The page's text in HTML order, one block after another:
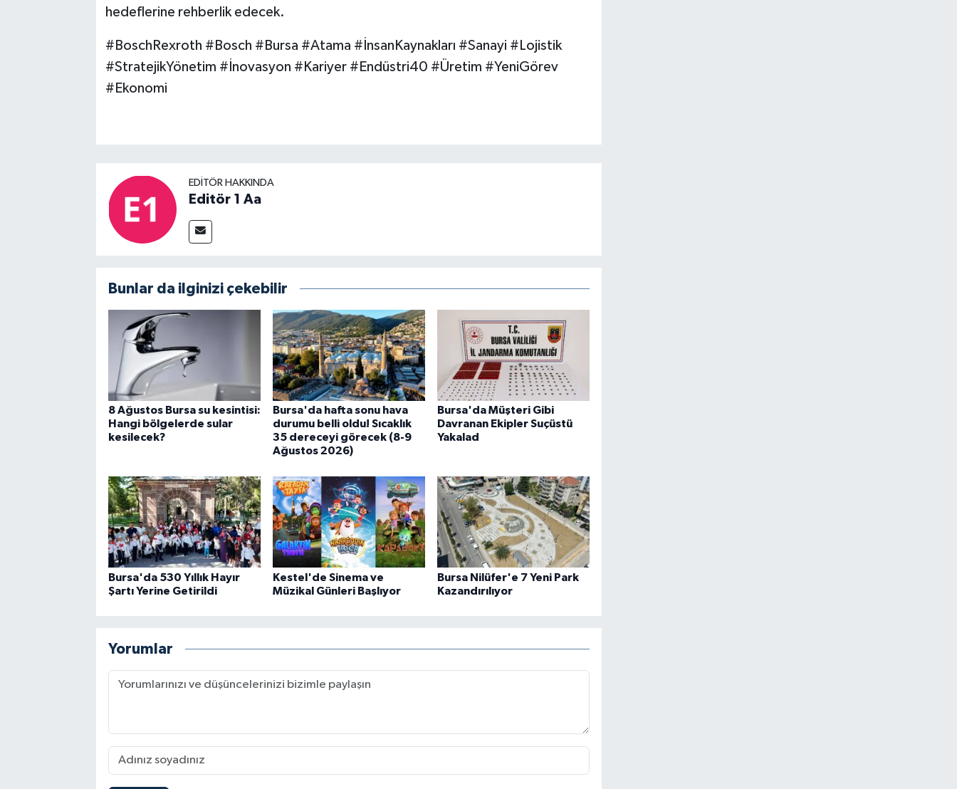
hedeflerine rehberlik edecek.
#BoschRexroth #Bosch #Bursa #Atama #İnsanKaynakları #Sanayi #Lojistik
#StratejikYönetim #İnovasyon #Kariyer #Endüstri40 #Üretim #YeniGörev
#Ekonomi
EDITÖR HAKKINDA
Editör 1 Aa
Bunlar da ilginizi çekebilir
8 Ağustos Bursa su kesintisi:
Hangi bölgelerde sular
kesilecek?
Bursa'da hafta sonu hava
durumu belli oldu! Sıcaklık
35 dereceyi görecek (8-9
Ağustos 2026)
Bursa'da Müşteri Gibi
Davranan Ekipler Suçüstü
Yakalad
Bursa'da 530 Yıllık Hayır
Şartı Yerine Getirildi
Kestel'de Sinema ve
Müzikal Günleri Başlıyor
Bursa Nilüfer'e 7 Yeni Park
Kazandırılıyor
Yorumlar